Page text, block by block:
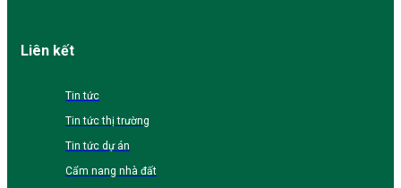
Liên kết
Tin tức
Tin tức thị trường
Tin tức dự án
Cẩm nang nhà đất